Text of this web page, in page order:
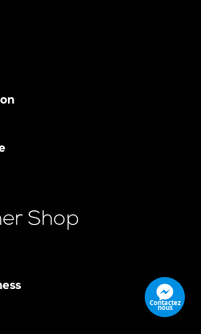
Shop
Contactez
nous